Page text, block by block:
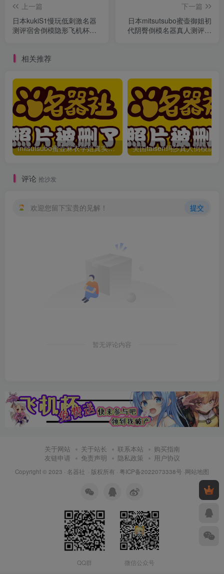
上一篇
日本kukiS1慢玩低刺激名器
测评宿舍倒模隐形飞机杯推
下一篇
日本mitsutsubo蜜壶御姐初
代阴臀倒模名器真人测评飞
相关推荐
mitsutsubo蜜壶麻衣学姐真实倒模男用飞机杯测评推荐
评论 抢沙发
欢迎您留下宝贵的见解！ 提交
暂无评论内容
关于网站 关于站长 联系本站
购买指南
友链申请
免责声明 隐私政策 用户协议
Copyright © 2023 · 名器社 · 版权所有 · 粤ICP备2022073338号 ·网站地图
QQ群 微信公众号